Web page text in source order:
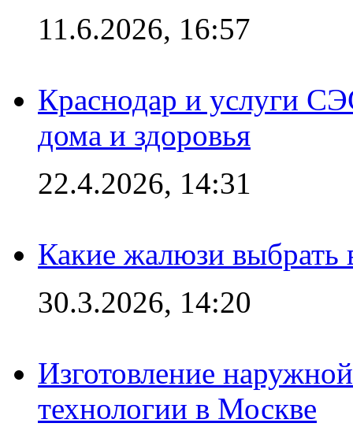
11.6.2026, 16:57
Краснодар и услуги
дома и здоровья
22.4.2026, 14:31
Какие жалюзи выбрать
30.3.2026, 14:20
Изготовление
технологии в Москве